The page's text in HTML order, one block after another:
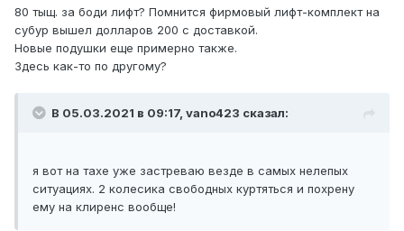
80 тыщ. за боди лифт? Помнится фирмовый лифт-комплект на
субур вышел долларов 200 с доставкой.
Новые подушки еще примерно также.
Здесь как-то по другому?
В 05.03.2021 в 09:17, vano423 сказал:
я вот на тахе уже застреваю везде в самых нелепых
ситуациях. 2 колесика свободных куртяться и похрену
ему на клиренс вообще!